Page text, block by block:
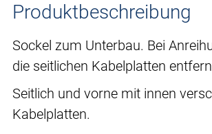
Produktbeschreibung
Sockel zum Unterbau. Bei
die seitlichen Kabelplatten
Seitlich und vorne mit innen
Kabelplatten.